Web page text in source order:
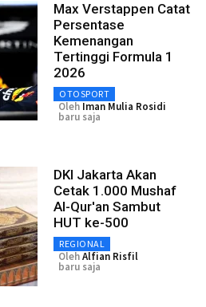
Max Verstappen Catat
Persentase
Kemenangan
Tertinggi Formula 1
2026
OTOSPORT
Oleh Iman Mulia Rosidi
baru saja
DKI Jakarta Akan
Cetak 1.000 Mushaf
Al-Qur'an Sambut
HUT ke-500
REGIONAL
OlehAlfian Risfil
baru saja